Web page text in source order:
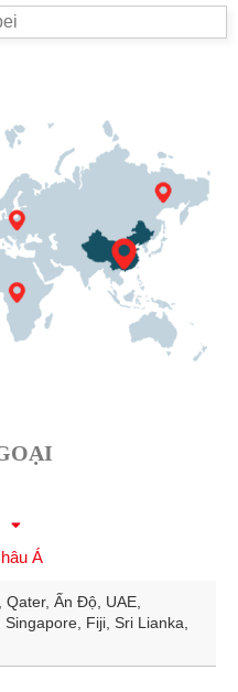
Á
Ấn Độ, UAE,
Fiji, Sri Lianka,